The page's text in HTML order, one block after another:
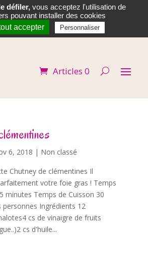
 
Articles 0
6, 2018 | Non classé
Chutney de clémentines Il
votre foie gras ! Temps
minutes Temps de Cuisson 30
Ingrédients 12
cs de vinaigre de fruits
cs d'huile...
défiler,vous acceptez l'utilisation de
pouvant installer des cookies
accepter
Personnaliser